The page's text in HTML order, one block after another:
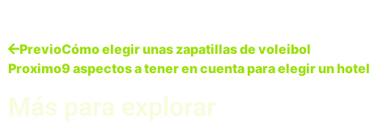
PrevioCómo elegir unas zapatillas de voleibol
Proximo9 aspectos a tener en cuenta para elegir un hotel
Más para explorar